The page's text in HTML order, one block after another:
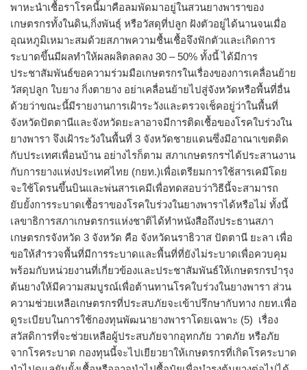
พาหะนำเชื้อราโรคนี้มาคือลมพัดมาอยู่ในสวนยางพาราของ
เกษตรกรทั้งในดิน,กิ่งพันธุ์ หรือวัสดุที่ปลูก ฝังตัวอยู่ได้นานจนเมื่อ
อุณหภูมิเหมาะสมด้วยสภาพความชื้นเชื้อจึงฟักตัวและเกิดการ
ระบาดขึ้นมีผลทำให้ผลผลิตลดลง 30 – 50% ทั้งนี้ ได้มีการ
ประชาสัมพันธ์ขอความร่วมมือเกษตรกรในเรื่องของการเคลื่อนย้าย
วัสดุปลูก ใบยาง กิ่งตายาง อย่าเคลื่อนย้ายไปสู่จังหวัดหรือพื้นที่อื่น
ด้วยว่าขณะนี้มีรายงานการเฝ้าระวังและตรวจเช็คอยู่ว่าในพื้นที่
จังหวัดปัตตานีและจังหวัดยะลาอาจมีการติดเชื้อของโรคใบร่วงใน
ยางพารา จึงเฝ้าระวังในพื้นที่ 3 จังหวัดชายแดนซึ่งมีอาณาเขตติด
กับประเทศเพื่อนบ้าน อย่างไรก็ตาม สภาเกษตรกรฯได้ประสานงาน
กับการยางแห่งประเทศไทย (กยท.)เพื่อเตรียมการใช้สารเคมีโดย
จะใช้โดรนขึ้นบินและพ่นสารเคมีเพื่อทดสอบว่าวิธีนี้จะสามารถ
ยับยั้งการระบาดเชื้อราของโรคใบร่วงในยางพาราได้หรือไม่ ทั้งนี้
เลขาธิการสภาเกษตรกรแห่งชาติได้ทำหนังสือถึงประธานสภา
เกษตรกรจังหวัด 3 จังหวัด คือ จังหวัดนราธิวาส ปัตตานี ยะลา เพื่อ
ขอให้สำรวจพื้นที่มีการระบาดและพื้นที่ที่ยังไม่ระบาดเพื่อควบคุม
พร้อมกับหน่วยงานที่เกี่ยวข้องและประชาสัมพันธ์ให้เกษตรกรบำรุง
ต้นยางให้มีความสมบูรณ์เพื่อต้านทานโรคใบร่วงในยางพารา ส่วน
ความช่วยเหลือเกษตรกรที่ประสบภัยจะเข้าปรึกษากับทาง กยท.เพื่อ
ดูระเบียบในการใช้กองทุนพัฒนายางพาราโดยเฉพาะ (5) เรื่อง
สวัสดิการที่จะช่วยเหลือผู้ประสบภัยจากอุทกภัย วาตภัย หรือภัย
จากโรคระบาด กองทุนนี้จะไปเยียวยาให้เกษตรกรที่เกิดโรคระบาด